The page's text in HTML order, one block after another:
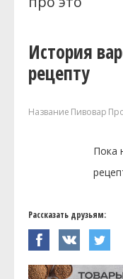
История
рецепту
Название Пивовар
Пока
Рассказать друзьям: